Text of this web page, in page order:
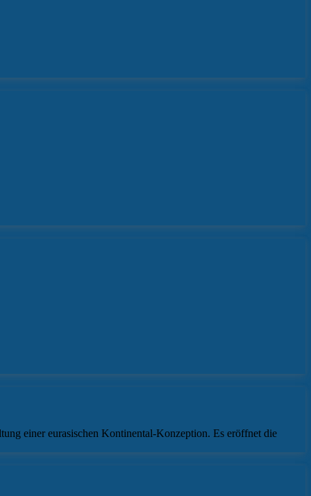
einer eurasischen Kontinental-Konzeption. Es eröffnet die